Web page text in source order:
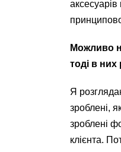
Можливо
тоді в
Я
зроблені,
зроблені
клієнта.